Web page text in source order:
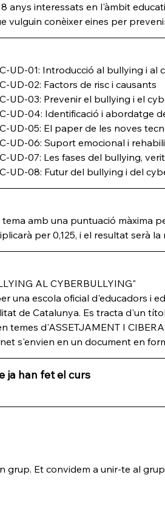
anys interessats en l'àmbit
vulguin conèixer eines per
UD-01: Introducció al bullying i al
UD-02: Factors de risc i causants
UD-03: Prevenir el bullying i el
UD-04: Identificació i abordatge
UD-05: El paper de les noves
UD-06: Suport emocional i
UD-07: Les fases del bullying,
UD-08: Futur del bullying i del
amb una puntuació màxima
per 0,125, i el resultat serà
AL CYBERBULLYING"
una escola oficial d'educadors i
de Catalunya. Es tracta d'un
temes d'ASSETJAMENT I
s'envien en un document en
ja han fet el curs
grup. Et convidem a unir-te al